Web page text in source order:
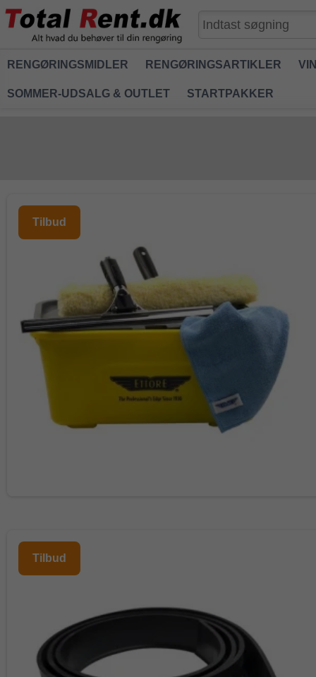
RENGØRINGSMIDLER RENGØRINGSARTIKLER
SOMMER-UDSALG & OUTLET STARTPAKKER
Tilbud
Tilbud